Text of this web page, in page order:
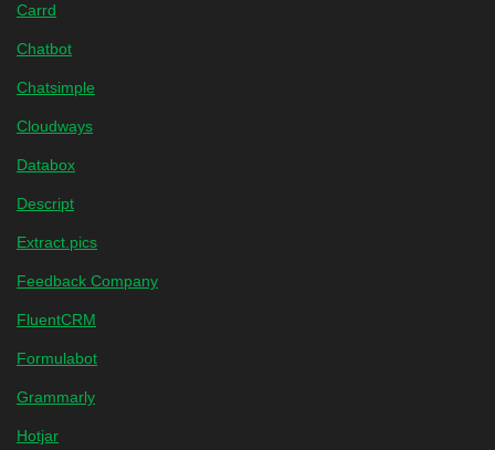
Carrd
Chatbot
Chatsimple
Cloudways
Databox
Descript
Extract.pics
Feedback Company
FluentCRM
Formulabot
Grammarly
Hotjar